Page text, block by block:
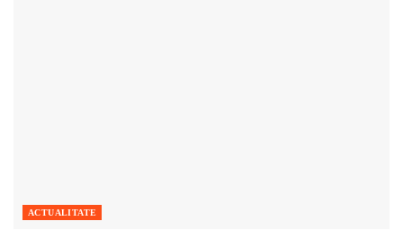
ACTUALITATE